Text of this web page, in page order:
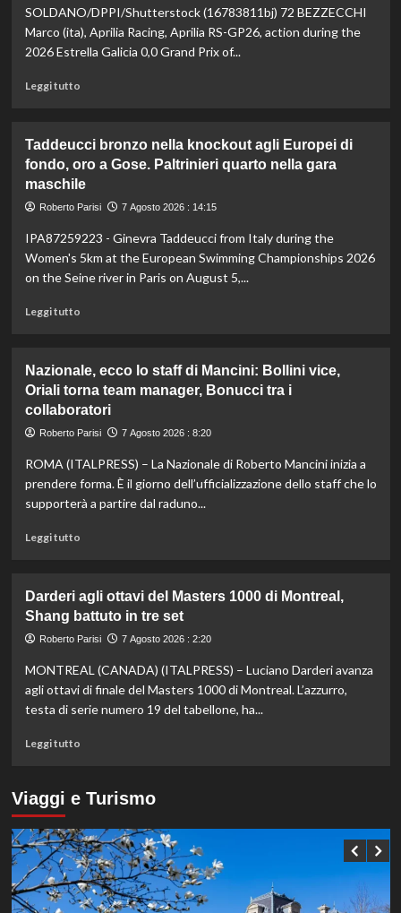
vetta:
anche
ad
del
mondo
SOLDANO/DPPI/Shutterstock (16783811bj) 72 BEZZECCHI
Marco (ita), Aprilia Racing, Aprilia RS-GP26, action during the
2026 Estrella Galicia 0,0 Grand Prix of...
Leggi tuttoLeggi
In
Gran
Bretagna
Bezzecchi
in
sella
ed
Practice
Taddeucci bronzo nella knockout agli Europei di
fondo, oro a Gose. Paltrinieri quarto nella gara
maschile
Roberto Parisi 7 Agosto 2026 : 14:15
IPA87259223 - Ginevra Taddeucci from Italy during the
Women's 5km at the European Swimming Championships 2026
on the Seine river in Paris on August 5,...
Leggi tuttoLeggi
Taddeucci
bronzo
nella
knockout
Europei
di
fondo,
nella
gara
maschile
Nazionale, ecco lo staff di Mancini: Bollini vice,
Oriali torna team manager, Bonucci tra i
collaboratori
Roberto Parisi 7 Agosto 2026 : 8:20
ROMA (ITALPRESS) – La Nazionale di Roberto Mancini inizia a
prendere forma. È il giorno dell’ufficializzazione dello staff che lo
supporterà a partire dal raduno...
Leggi tuttoLeggi
Nazionale,
ecco
lo
di
Mancini:
Bollini
manager,
Bonucci
i
collaboratori
Darderi agli ottavi del Masters 1000 di Montreal,
Shang battuto in tre set
Roberto Parisi 7 Agosto 2026 : 2:20
MONTREAL (CANADA) (ITALPRESS) – Luciano Darderi avanza
agli ottavi di finale del Masters 1000 di Montreal. L’azzurro,
testa di serie numero 19 del tabellone, ha...
Leggi tuttoLeggi
su
Darderi
agli
ottavi
del
Masters
1000
Viaggi e Turismo